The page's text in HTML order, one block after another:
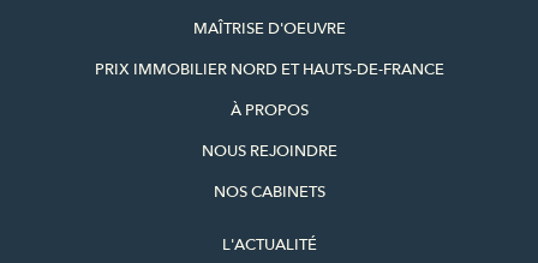
MAÎTRISE D'OEUVRE
PRIX IMMOBILIER NORD ET HAUTS-DE-FRANCE
À PROPOS
NOUS REJOINDRE
NOS CABINETS
L'ACTUALITÉ